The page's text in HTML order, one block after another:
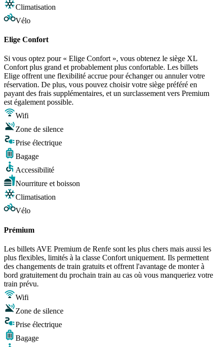
Climatisation
Vélo
Elige Confort
Si vous optez pour « Elige Confort », vous obtenez le siège XL
Confort plus grand et probablement plus confortable. Les billets
Elige offrent une flexibilité accrue pour échanger ou annuler votre
réservation. De plus, vous pouvez choisir votre siège préféré en
payant des frais supplémentaires, et un surclassement vers Premium
est également possible.
Wifi
Zone de silence
Prise électrique
Bagage
Accessibilité
Nourriture et boisson
Climatisation
Vélo
Prémium
Les billets AVE Premium de Renfe sont les plus chers mais aussi les
plus flexibles, limités à la classe Confort uniquement. Ils permettent
des changements de train gratuits et offrent l'avantage de monter à
bord gratuitement du prochain train au cas où vous manqueriez votre
train prévu.
Wifi
Zone de silence
Prise électrique
Bagage